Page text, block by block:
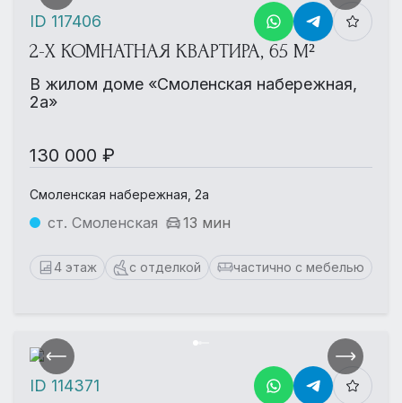
2-Х КОМНАТНАЯ КВАРТИРА, 65 М²
В жилом доме «Смоленская набережная,
2а»
130 000 ₽
Смоленская набережная, 2а
ст. Смоленская 13 мин
4 этаж с отделкой частично с мебелью
ID 117406
ID 114371